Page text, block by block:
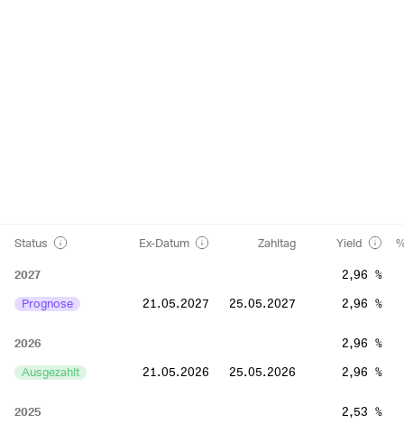
Status Ex-Datum Zahltag Yield
2027
2,96 %
Prognose
21.05.2027 25.05.2027 2,96 %
2026
2,96 %
Ausgezahlt
21.05.2026 25.05.2026 2,96 %
2025
2,53 %